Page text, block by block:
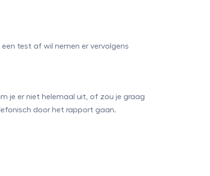
test af wil nemen er vervolgens
je er niet helemaal uit, of zou je graag
door het rapport gaan.